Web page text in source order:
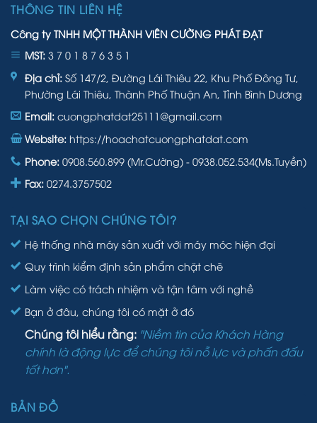
THÔNG TIN LIÊN HỆ
Công ty TNHH MỘT THÀNH VIÊN CƯỜNG PHÁT ĐẠT
MST: 3 7 0 1 8 7 6 3 5 1
Địa chỉ: Số 147/2, Đường Lái Thiêu 22, Khu Phố Đông Tư,
Phường Lái Thiêu, Thành Phố Thuận An, Tỉnh Bình Dương
Email: cuongphatdat25111@gmail.com
Website: https://hoachatcuongphatdat.com
Phone: 0908.560.899 (Mr.Cường) - 0938.052.534(Ms.Tuyền)
Fax: 0274.3757502
TẠI SAO CHỌN CHÚNG TÔI?
Hệ thống nhà máy sản xuất với máy móc hiện đại
Quy trình kiểm định sản phẩm chặt chẽ
Làm việc có trách nhiệm và tận tâm với nghề
Bạn ở đâu, chúng tôi có mặt ở đó
Chúng tôi hiểu rằng: "Niềm tin của Khách Hàng
chính là động lực để chúng tôi nỗ lực và phấn đấu
tốt hơn".
BẢN ĐỒ